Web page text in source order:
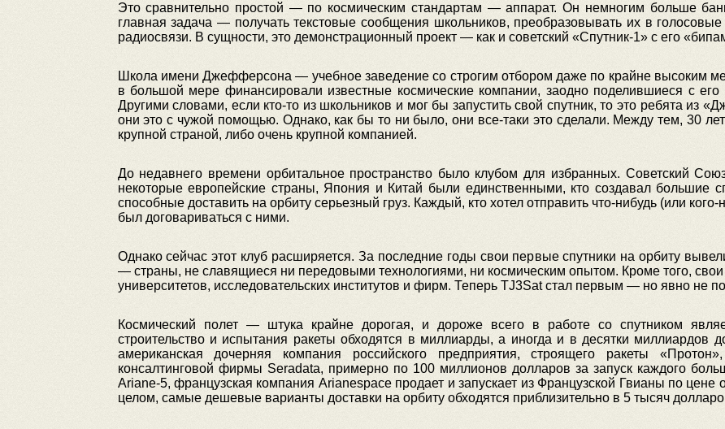
Это сравнительно простой — по космическим стандартам — аппарат. Он немногим больше
главная задача — получать текстовые сообщения школьников, преобразовывать их в
радиосвязи. В сущности, это демонстрационный проект — как и советский «Спутник-1» с его
Школа имени Джефферсона — учебное заведение со строгим отбором даже по крайне высоким
в большой мере финансировали известные космические компании, заодно поделившиеся с его
Другими словами, если кто-то из школьников и мог бы запустить свой спутник, то это ребята из
они это с чужой помощью. Однако, как бы то ни было, они все-таки это сделали. Между тем, 30
крупной страной, либо очень крупной компанией.
До недавнего времени орбитальное пространство было клубом для избранных. Советский
некоторые европейские страны, Япония и Китай были единственными, кто создавал большие
способные доставить на орбиту серьезный груз. Каждый, кто хотел отправить что-нибудь (или
был договариваться с ними.
Однако сейчас этот клуб расширяется. За последние годы свои первые спутники на орбиту
— страны, не славящиеся ни передовыми технологиями, ни космическим опытом. Кроме того, свои
университетов, исследовательских институтов и фирм. Теперь TJ3Sat стал первым — но явно не
Космический полет — штука крайне дорогая, и дороже всего в работе со спутником
строительство и испытания ракеты обходятся в миллиарды, а иногда и в десятки миллиардов
американская дочерняя компания российского предприятия, строящего ракеты
консалтинговой фирмы Seradata, примерно по 100 миллионов долларов за запуск каждого
Ariane-5, французская компания Arianespace продает и запускает из Французской Гвианы по
целом, самые дешевые варианты доставки на орбиту обходятся приблизительно в 5 тысяч